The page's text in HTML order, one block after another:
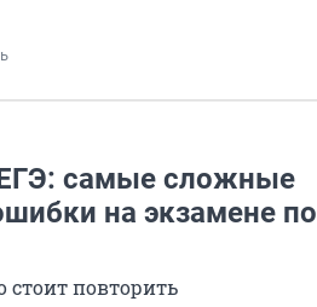
самые сложные
на экзамене по
стоит повторить